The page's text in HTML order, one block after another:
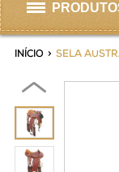
Selas
Artigos p/ Selaria
Bolsas / Pastas
Homens
INÍCIO > SELA